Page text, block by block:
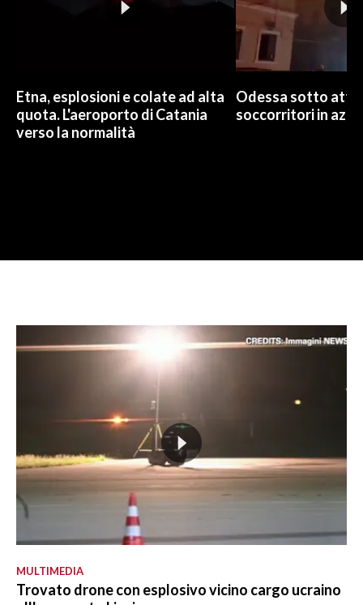
Etna, esplosioni e colate ad alta
quota. L'aeroporto di Catania
verso la normalità
Odessa sotto
soccorritori in
MULTIMEDIA
Trovato drone con esplosivo vicino cargo ucraino